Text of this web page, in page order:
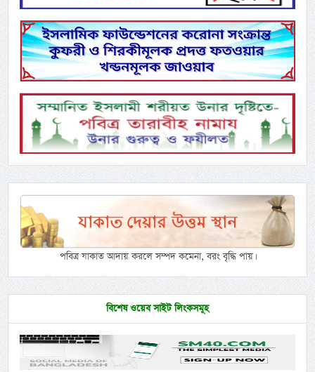
পবিত্র যাকাত আদায় করলে সম্পদ কমেনা, বরং বৃদ্ধি পায়।
বিশেষ ওয়েব সাইট লিংকসমূহ